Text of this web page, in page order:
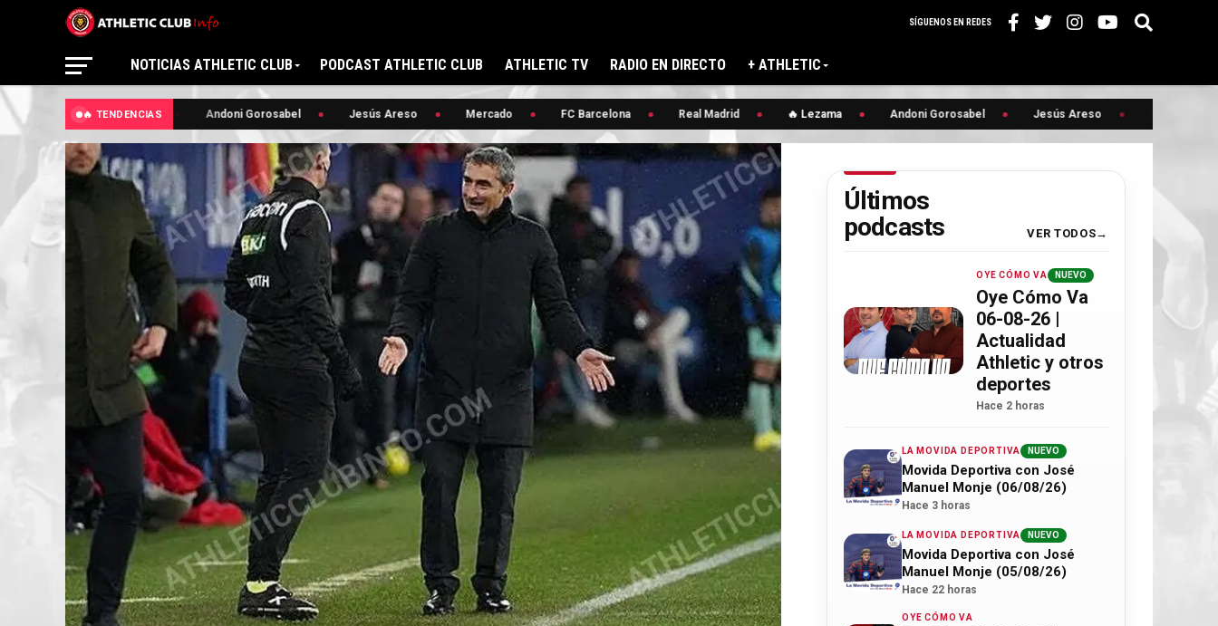
SÍGUENOS EN REDES
NOTICIAS ATHLETIC CLUB PODCAST ATHLETIC CLUB ATHLETIC TV RADIO EN DIRECTO + ATHLETIC
🔥 TENDENCIAS
🔥 Lezama Andoni Gorosabel Jesús Areso Mercado FC Barcelona Real Madrid 🔥 Lezama Andoni Gorosabel Jesús Areso
Últimos
podcasts
VER TODOS
OYE CÓMO VA NUEVO
Oye Cómo Va
06-08-26 |
Actualidad
Athletic y otros
deportes
Hace 2 horas
LA MOVIDA DEPORTIVA NUEVO
Movida Deportiva con José
Manuel Monje (06/08/26)
Hace 3 horas
LA MOVIDA DEPORTIVA NUEVO
Movida Deportiva con José
Manuel Monje (05/08/26)
Hace 22 horas
OYE CÓMO VA